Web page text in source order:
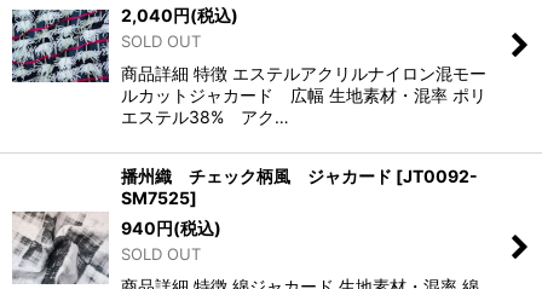
2,040円(税込)
SOLD OUT
商品詳細 特徴 エステルアクリルナイロン混モー
ルカットジャカード 広幅 生地素材・混率 ポリ
エステル38% アク…
播州織 チェック柄風 ジャカード [JT0092-
SM7525]
940円(税込)
SOLD OUT